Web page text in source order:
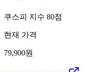
쿠스피 지수 80점
현재 가격
79,900원